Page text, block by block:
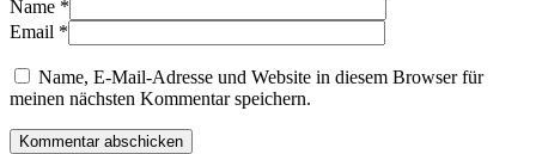
Name *
Email *
Name, E-Mail-Adresse und Website in diesem Browser für
meinen nächsten Kommentar speichern.